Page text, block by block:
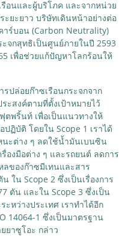
รือนและผู้บริโภค และจากหน่วย
ะยะยาว บริษัทเดินหน้าอย่างต่อ
าร์บอน (Carbon Neutrality)
จกสุทธิเป็นศูนย์ภายในปี 2593
เพื่อช่วยแก้ปัญหาโลกร้อนให้
รปล่อยก๊าซเรือนกระจกจาก
ะสงค์ตามที่ตั้งเป้าหมายไว้
ตพริ้นท์ เพื่อเป็นแนวทางให้
ฏิบัติ โดยใน Scope 1 เราได้
ะต่าง ๆ ลดใช้น้ำมันเบนซิน
องมือต่าง ๆ และรถยนต์ ลดการ
ลของก๊าซมีเทนและสาร
ใน Scope 2 ซึ่งเป็นเรื่องการ
ตัน และใน Scope 3 ซึ่งเป็น
หว่างประเทศ เราทำได้อีก
14064-1 ซึ่งเป็นมาตรฐาน
ยาซูโอะ กล่าว